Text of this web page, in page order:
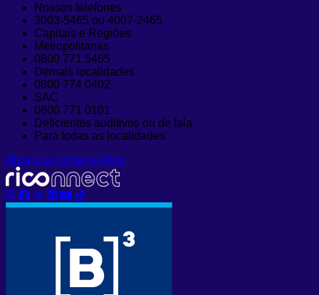
Nossos telefones
3003-5465 ou 4007-2465
Capitais e Regiões
Metropolitanas
0800 771 5465
Demais localidades
0800 774 0402
SAC
0800 771 0101
Deficientes auditivos ou de fala
Para todas as localidades
Abra sua conta na Rico